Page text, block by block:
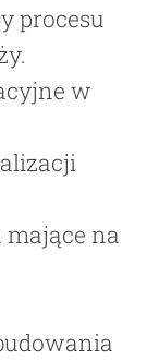
procesu
w
mające na